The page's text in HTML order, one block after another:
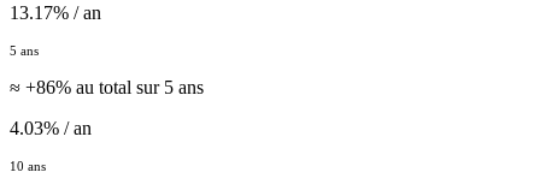
13.17% / an
5 ans
≈ +86% au total sur 5 ans
4.03% / an
10 ans